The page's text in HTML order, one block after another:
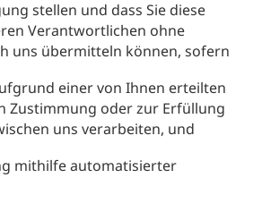
stellen und dass Sie diese
Verantwortlichen ohne
uns übermitteln können, sofern
einer von Ihnen erteilten
Zustimmung oder zur Erfüllung
uns verarbeiten, und
mithilfe automatisierter